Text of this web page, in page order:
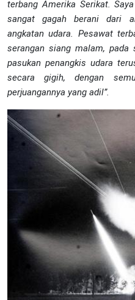
terbang Amerika Serikat.
sangat gagah berani dari
angkatan udara. Pesawat
serangan siang malam,
pasukan penangkis udara
secara gigih, dengan
perjuangannya yang adil”.